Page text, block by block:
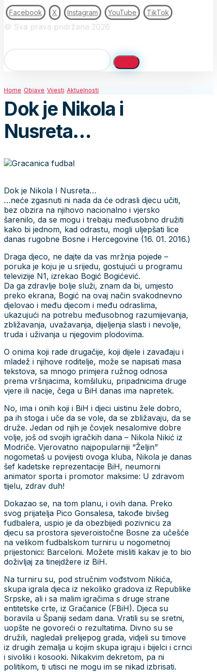
Facebook X Instagram YouTube TikTok
© Sva prava pridržana 2026
Home Objave Vijesti Aktuelnosti
Dok je Nikola i
Nusreta…
Dok je Nikola I Nusreta…
…neće zgasnuti ni nada da će odrasli djecu učiti,
bez obzira na njihovo nacionalno i vjersko
šarenilo, da se mogu i trebaju međusobno družiti
kako bi jednom, kad odrastu, mogli uljepšati lice
danas rugobne Bosne i Hercegovine (16. 01. 2016.)
Draga djeco, ne dajte da vas mržnja pojede –
poruka je koju je u srijedu, gostujući u programu
televizije N1, izrekao Bogić Bogićević.
Da ga zdravlje bolje služi, znam da bi, umjesto
preko ekrana, Bogić na ovaj način svakodnevno
djelovao i među djecom i među odraslima,
ukazujući na potrebu međusobnog razumijevanja,
zbližavanja, uvažavanja, dijeljenja slasti i nevolje,
truda i uživanja u njegovim plodovima.
O onima koji rade drugačije, koji dijele i zavađaju i
mladež i njihove roditelje, može se napisati masa
tekstova, sa mnogo primjera ružnog odnosa
prema vršnjacima, komšiluku, pripadnicima druge
vjere ili nacije, čega u BiH danas ima napretek.
No, ima i onih koji i BiH i djeci uistinu žele dobro,
pa ih stoga i uče da se vole, da se zbližavaju, da se
druže. Jedan od njih je čovjek nesalomive dobre
volje, još od svojih igračkih dana – Nikola Nikić iz
Modriče. Vjerovatno najpopularniji “Željin”
nogometaš u povijesti ovoga kluba, Nikola je danas
šef kadetske reprezentacije BiH, neumorni
animator sporta i promotor maksime: U zdravom
tijelu, zdrav duh!
Dokazao se, na tom planu, i ovih dana. Preko
svog prijatelja Pico Gonsalesa, takođe bivšeg
fudbalera, uspio je da obezbijedi pozivnicu za
djecu sa prostora sjeveroistočne Bosne za učešće
na velikom fudbalskom turniru u nogometnoj
prijestonici: Barceloni. Možete misliti kakav je to bio
doživljaj za tinejdžere iz BiH.
Na turniru su, pod stručnim vođstvom Nikića,
skupa igrala djeca iz nekoliko gradova iz Republike
Srpske, ali i sa malim igračima s druge strane
entitetske crte, iz Gračanice (FBiH). Djeca su
boravila u Španiji sedam dana. Vratili su se sretni,
uopšte ne govoreći o rezultatima. Divno su se
družili, nagledali prelijepog grada, vidjeli su timove
iz drugih zemalja u kojim skupa igraju i bijelci i crnci
i sivoliki i kosooki. Nikakvim dekretom, pa ni
politikom, ti utisci ne mogu im se nikad izbrisati.